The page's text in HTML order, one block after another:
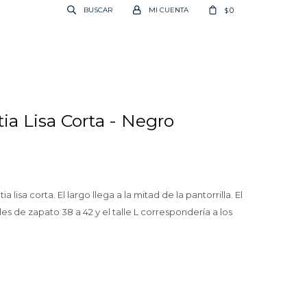
$0
Lisa Corta - Negro
lisa corta. El largo llega a la mitad de la pantorrilla. El
de zapato 38 a 42 y el talle L correspondería a los